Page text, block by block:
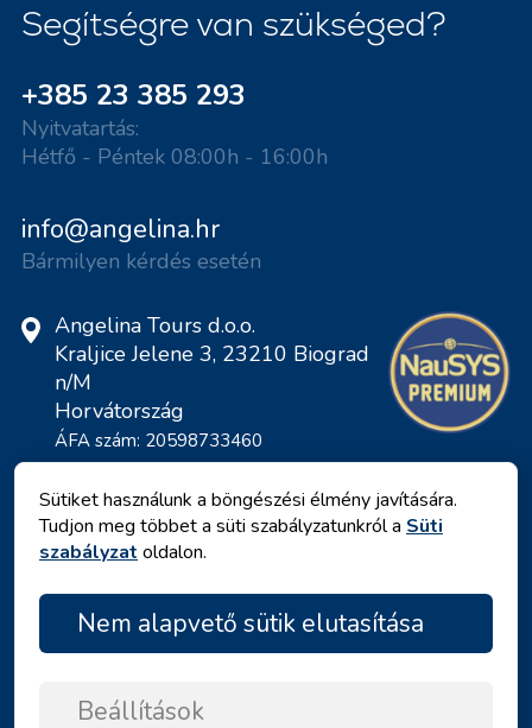
Segítségre van szükséged?
+385 23 385 293
Nyitvatartás:
Hétfő - Péntek 08:00h - 16:00h
info@angelina.hr
Bármilyen kérdés esetén
Angelina Tours d.o.o.
Kraljice Jelene 3, 23210 Biograd
n/M
Horvátország
ÁFA szám: 20598733460
ID: HR-AB-23-060130534, MB:
0650676
Sütiket használunk a böngészési élmény javítására.
Tudjon meg többet a süti szabályzatunkról a Süti
szabályzat oldalon.
Nem alapvető sütik elutasítása
Beállítások